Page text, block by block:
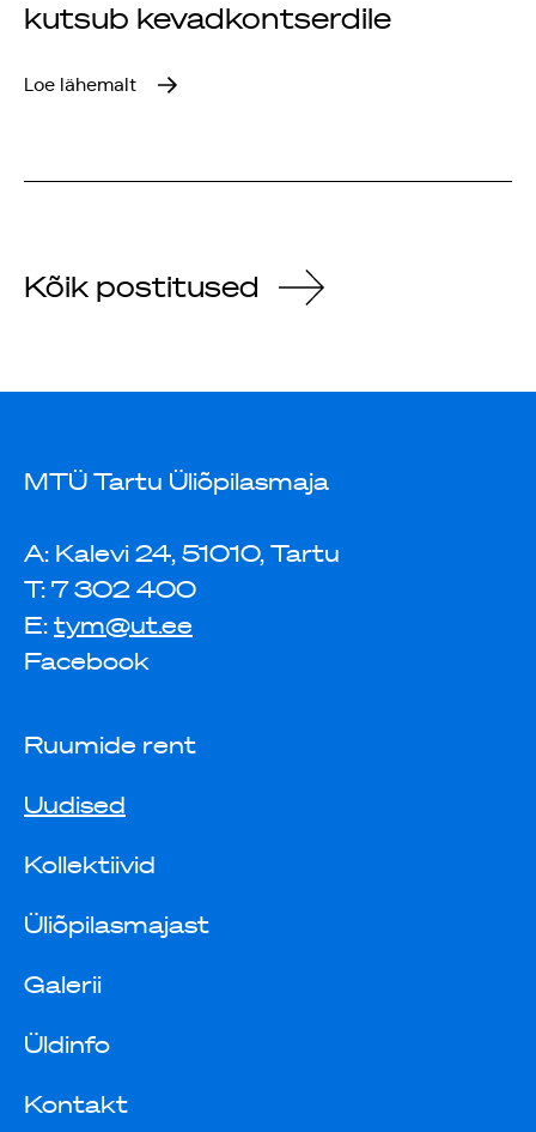
kutsub kevadkontserdile
Loe lähemalt
Kõik postitused
MTÜ Tartu Üliõpilasmaja
A: Kalevi 24, 51010, Tartu
T: 7 302 400
E: tym@ut.ee
Facebook
Ruumide rent
Uudised
Kollektiivid
Üliõpilasmajast
Galerii
Üldinfo
Kontakt